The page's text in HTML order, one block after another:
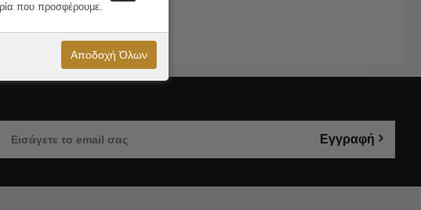
Εγγραφή
που προσφέρουμε.
Αποδοχή Όλων